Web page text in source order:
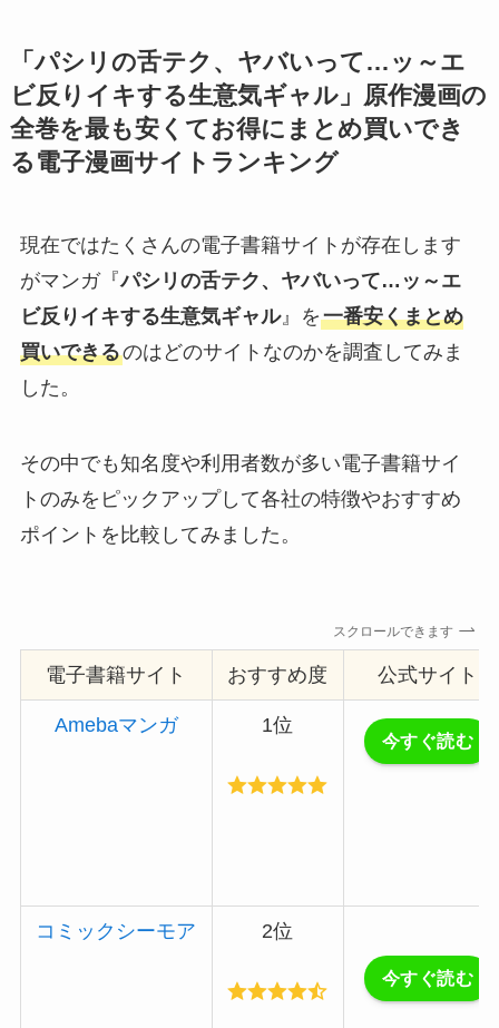
「パシリの舌テク、ヤバいって…ッ～エ
ビ反りイキする生意気ギャル」原作漫画の
全巻を最も安くてお得にまとめ買いでき
る電子漫画サイトランキング
現在ではたくさんの電子書籍サイトが存在します
がマンガ『パシリの舌テク、ヤバいって…ッ～エ
ビ反りイキする生意気ギャル』を一番安くまとめ
買いできるのはどのサイトなのかを調査してみま
した。
その中でも知名度や利用者数が多い電子書籍サイ
トのみをピックアップして各社の特徴やおすすめ
ポイントを比較してみました。
スクロールできます
電子書籍サイト おすすめ度 公式サイト
Amebaマンガ 1位
今すぐ読む
コミックシーモア 2位
今すぐ読む